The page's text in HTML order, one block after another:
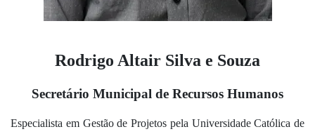
Rodrigo Altair Silva e Souza
Secretário Municipal de Recursos Humanos
Especialista em Gestão de Projetos pela Universidade Católica de